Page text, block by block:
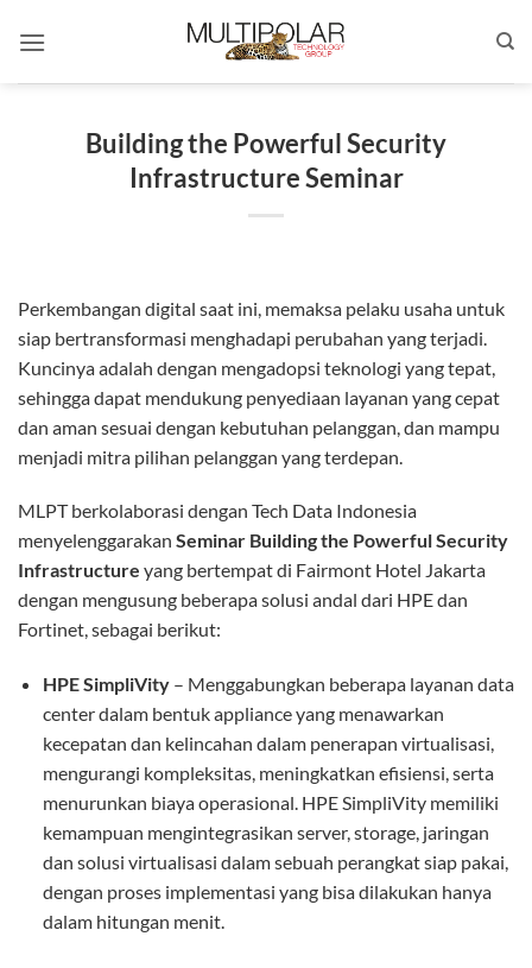
Building the Powerful Security
Infrastructure Seminar
Perkembangan digital saat ini, memaksa pelaku usaha untuk
siap bertransformasi menghadapi perubahan yang terjadi.
Kuncinya adalah dengan mengadopsi teknologi yang tepat,
sehingga dapat mendukung penyediaan layanan yang cepat
dan aman sesuai dengan kebutuhan pelanggan, dan mampu
menjadi mitra pilihan pelanggan yang terdepan.
MLPT berkolaborasi dengan Tech Data Indonesia
menyelenggarakan Seminar Building the Powerful Security
Infrastructure yang bertempat di Fairmont Hotel Jakarta
dengan mengusung beberapa solusi andal dari HPE dan
Fortinet, sebagai berikut:
HPE SimpliVity– Menggabungkan beberapa layanan data
center dalam bentuk appliance yang menawarkan
kecepatan dan kelincahan dalam penerapan virtualisasi,
mengurangi kompleksitas, meningkatkan efisiensi, serta
menurunkan biaya operasional. HPE SimpliVity memiliki
kemampuan mengintegrasikan server, storage, jaringan
dan solusi virtualisasi dalam sebuah perangkat siap pakai,
dengan proses implementasi yang bisa dilakukan hanya
dalam hitungan menit.